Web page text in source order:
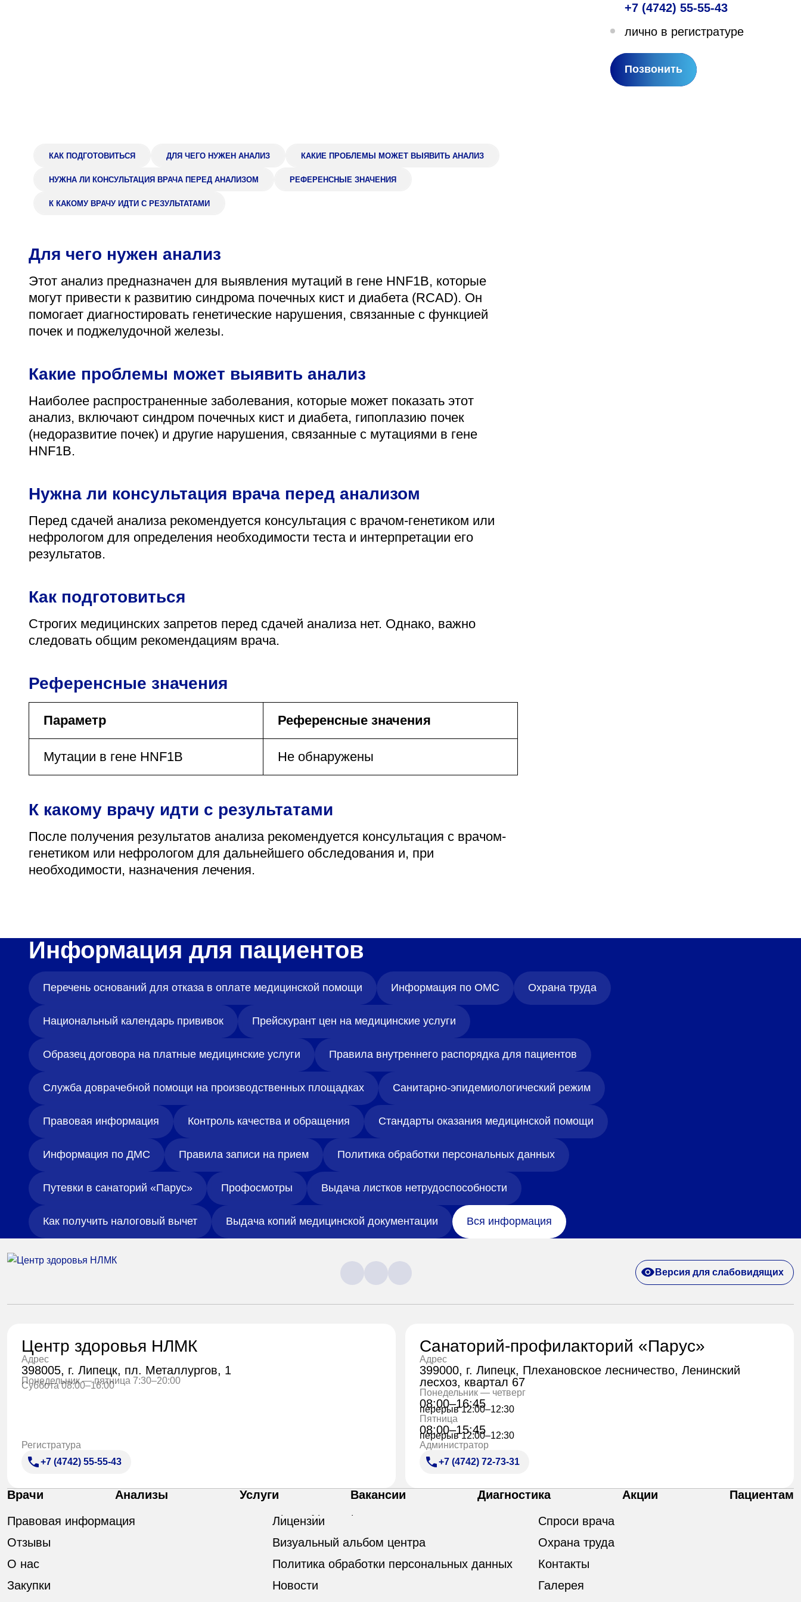
399000, г. Липецк, Плехановское лесничество,
КАК ПОДГОТОВИТЬСЯ ДЛЯ ЧЕГО НУЖЕН АНАЛИЗ КАКИЕ ПРОБЛЕМЫ МОЖЕТ ВЫЯВИТЬ АНАЛИЗ
НУЖНА ЛИ КОНСУЛЬТАЦИЯ ВРАЧА ПЕРЕД АНАЛИЗОМ РЕФЕРЕНСНЫЕ ЗНАЧЕНИЯ
К КАКОМУ ВРАЧУ ИДТИ С РЕЗУЛЬТАТАМИ
Для чего нужен анализ
Этот анализ предназначен для выявления мутаций в гене HNF1B, которые
могут привести к развитию синдрома почечных кист и диабета (RCAD). Он
помогает диагностировать генетические нарушения, связанные с функцией
почек и поджелудочной железы.
Какие проблемы может выявить анализ
Наиболее распространенные заболевания, которые может показать этот
анализ, включают синдром почечных кист и диабета, гипоплазию почек
(недоразвитие почек) и другие нарушения, связанные с мутациями в гене
HNF1B.
Нужна ли консультация врача перед анализом
Перед сдачей анализа рекомендуется консультация с врачом-генетиком или
нефрологом для определения необходимости теста и интерпретации его
результатов.
Как подготовиться
Строгих медицинских запретов перед сдачей анализа нет. Однако, важно
следовать общим рекомендациям врача.
Референсные значения
Параметр Референсные значения
Мутации в гене HNF1B Не обнаружены
К какому врачу идти с результатами
После получения результатов анализа рекомендуется консультация с врачом-
генетиком или нефрологом для дальнейшего обследования и, при
необходимости, назначения лечения.
+7 (4742) 55-55-43
лично в регистратуре
Позвонить
Информация для пациентов
Перечень оснований для отказа в оплате медицинской помощи Информация по ОМС Охрана труда
Национальный календарь прививок Прейскурант цен на медицинские услуги
Образец договора на платные медицинские услуги Правила внутреннего распорядка для пациентов
Служба доврачебной помощи на производственных площадках Санитарно-эпидемиологический режим
Правовая информация Контроль качества и обращения Стандарты оказания медицинской помощи
Информация по ДМС Правила записи на прием Политика обработки персональных данных
Путевки в санаторий «Парус» Профосмотры Выдача листков нетрудоспособности
Как получить налоговый вычет Выдача копий медицинской документации Вся информация
Версия для слабовидящих
Центр здоровья НЛМК
Адрес
398005, г. Липецк, пл. Металлургов, 1
Понедельник — пятница 7:30–20:00
Суббота 08:00–16:00
Регистратура
+7 (4742) 55-55-43
Санаторий-профилакторий «Парус»
Адрес
399000, г. Липецк, Плехановское лесничество, Ленинский
лесхоз, квартал 67
Понедельник — четверг
08:00–16:45
перерыв 12:00–12:30
Пятница
08:00–15:45
перерыв 12:00–12:30
Администратор
+7 (4742) 72-73-31
Врачи Анализы Услуги Вакансии Диагностика Акции
Пациентам
Правовая информация
Отзывы
О нас
Закупки
Лицензии
Визуальный альбом центра
Политика обработки персональных данных
Новости
Спроси врача
Охрана труда
Контакты
Галерея